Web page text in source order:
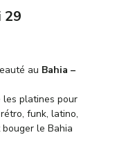
29
au Bahia –
les platines pour
funk, latino,
le Bahia